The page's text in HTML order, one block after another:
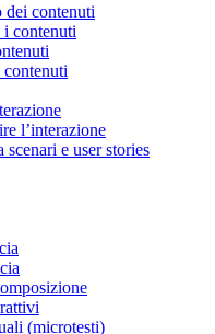
dei contenuti
contenuti
l’interazione
e user stories
(microtesti)